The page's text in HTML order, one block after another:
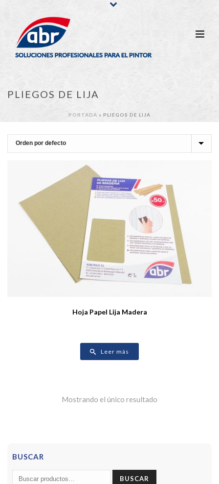
PLIEGOS DE LIJA
PORTADA » PLIEGOS DE LIJA
Hoja Papel Lija Madera
Leer más
Mostrando el único resultado
BUSCAR
Buscar
BUSCAR